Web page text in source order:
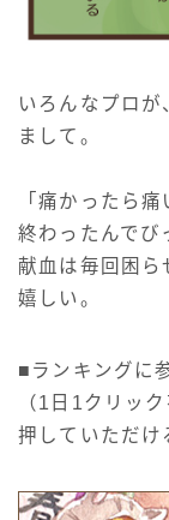
いろんなプロが
まして。
「痛かったら
終わったんでび
献血は毎回困ら
嬉しい。
■ランキングに
（1日1クリッ
押していただけ